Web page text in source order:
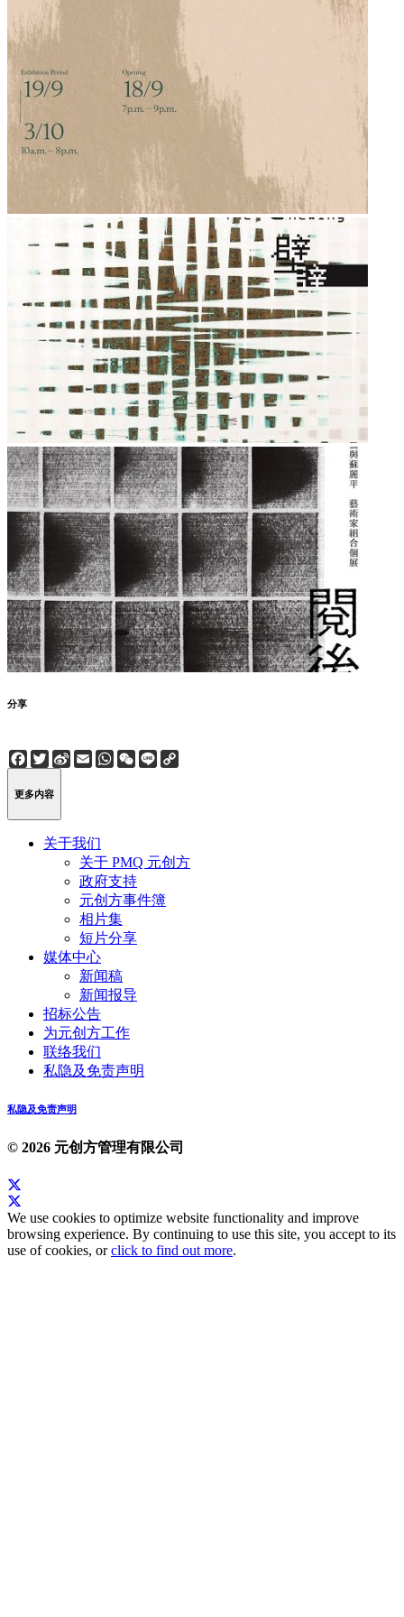
分享
Facebook
Twitter
Sina
Weibo
EmailWhatsApp
WeChat
Line
更多内容
关于我们
关于 PMQ 元创方
政府支持
元创方事件簿
相片集
短片分享
媒体中心
新闻稿
新闻报导
招标公告
为元创方工作
联络我们
私隐及免责声明
私隐及免责声明
© 2026 元创方管理有限公司
We use cookies to optimize website functionality and improve
browsing experience. By continuing to use this site, you accept to its
use of cookies, orclick to find out more.